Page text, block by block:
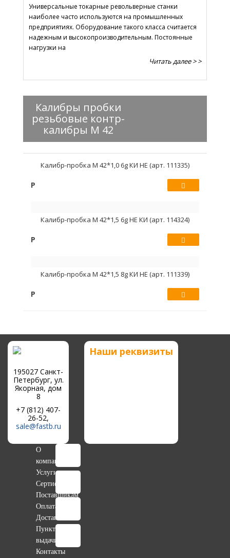
Универсальные токарные револьверные станки
наиболее часто используются на промышленных
предприятиях. Оборудование такого класса считается
надежным и высокопроизводительным. Постоянные
нагрузки на
Читать далее > >
Калибры пробки
резьбовые контр-
калибры М 42
Калибр-пробка М 42*1,0 6g КИ НЕ (арт. 111335)
Р
Калибр-пробка М 42*1,5 6g НЕ КИ (арт. 114324)
Р
Калибр-пробка М 42*1,5 8g КИ НЕ (арт. 111339)
Р
195027 Санкт-
Петербург, ул.
Якорная, дом
8
+7 (812) 407-
26-52,
sale@fastb.ru
Наши реквизиты
О
компании
Услуги
Сертификаты
Поставщикам
Оплата
Доставка
Пункты
выдачи
Контакты